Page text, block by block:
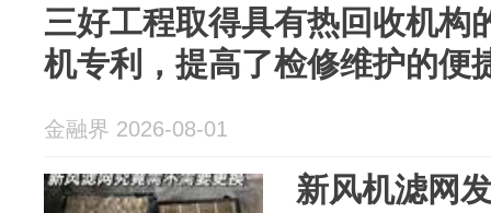
三好工程取得具有热回收机构
机专利，提高了检修维护的便
金融界 2026-08-01
新风机滤网